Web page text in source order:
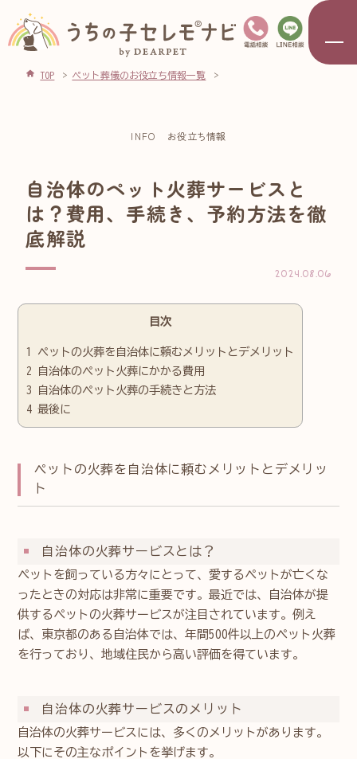
TOP ペット葬儀のお役立ち情報一覧
INFO お役立ち情報
自治体のペット火葬サービスと
は？費用、手続き、予約方法を徹
底解説
2024.08.06
目次
1
ペットの火葬を自治体に頼むメリットとデメリット
2 自治体のペット火葬にかかる費用
3 自治体のペット火葬の手続きと方法
4 最後に
ペットの火葬を自治体に頼むメリットとデメリッ
ト
自治体の火葬サービスとは？
ペットを飼っている方々にとって、愛するペットが亡くな
ったときの対応は非常に重要です。最近では、自治体が提
供するペットの火葬サービスが注目されています。例え
ば、東京都のある自治体では、年間500件以上のペット火葬
を行っており、地域住民から高い評価を得ています。
自治体の火葬サービスのメリット
自治体の火葬サービスには、多くのメリットがあります。
以下にその主なポイントを挙げます。